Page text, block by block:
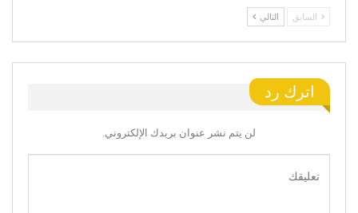
السابق التالي
اترك رد
لن يتم نشر عنوان بريدك الإلكتروني.